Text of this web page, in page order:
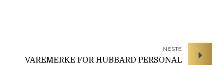
NESTE
VAREMERKE FOR HUBBARD PERSONAL